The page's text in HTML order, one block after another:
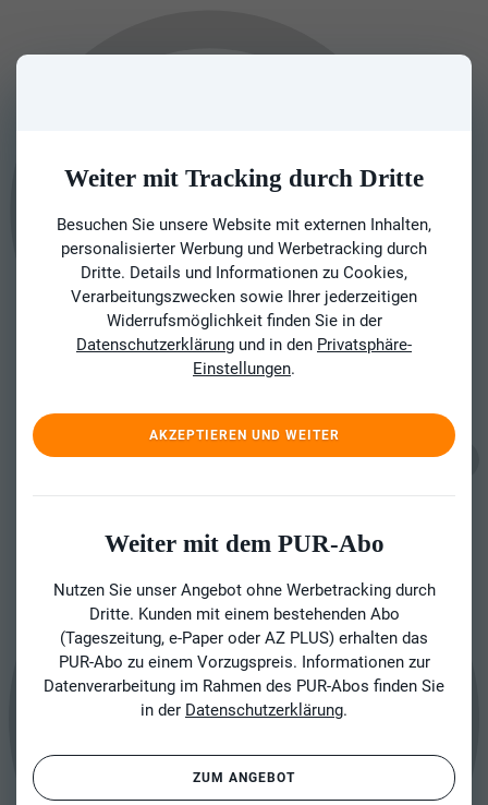
Weiter mit Tracking durch Dritte
Besuchen Sie unsere Website mit externen Inhalten,
personalisierter Werbung und Werbetracking durch
Dritte. Details und Informationen zu Cookies,
Verarbeitungszwecken sowie Ihrer jederzeitigen
Widerrufsmöglichkeit finden Sie in der
Datenschutzerklärung und in den Privatsphäre-
Einstellungen.
AKZEPTIEREN UND WEITER
Weiter mit dem PUR-Abo
Nutzen Sie unser Angebot ohne Werbetracking durch
Dritte. Kunden mit einem bestehenden Abo
(Tageszeitung, e-Paper oder AZ PLUS) erhalten das
PUR-Abo zu einem Vorzugspreis. Informationen zur
Datenverarbeitung im Rahmen des PUR-Abos finden Sie
in der Datenschutzerklärung.
ZUM ANGEBOT